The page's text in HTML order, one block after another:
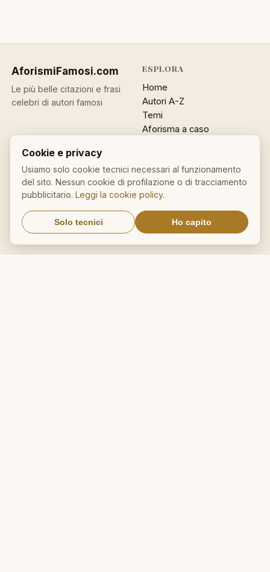
AforismiFamosi.com
Le più belle citazioni e frasi
celebri di autori famosi
ESPLORA
Home
Autori A-Z
Temi
Aforisma a caso
ACCOUNT
Accedi
Registrati
Password dimenticata
INFO
Contatti
Privacy
Sitemap
NEWSLETTER
Cookie e privacy
Usiamo solo cookie tecnici necessari al funzionamento
del sito. Nessun cookie di profilazione o di tracciamento
pubblicitario.Leggi la cookie policy.
Solo tecnici Ho capito